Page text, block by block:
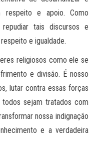
respeito e apoio. Como
tais discursos e
e igualdade.
religiosos como ele se
e divisão. É nosso
lutar contra essas forças
sejam tratados com
nossa indignação
e a verdadeira